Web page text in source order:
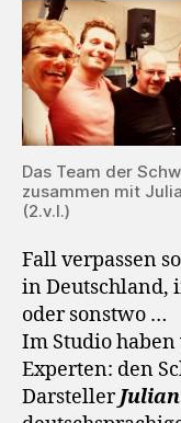
Das Team der
zusammen mit
(2.v.l.)
Fall verpassen
in Deutschland,
oder sonstwo …
Im Studio
Experten: den
Darsteller